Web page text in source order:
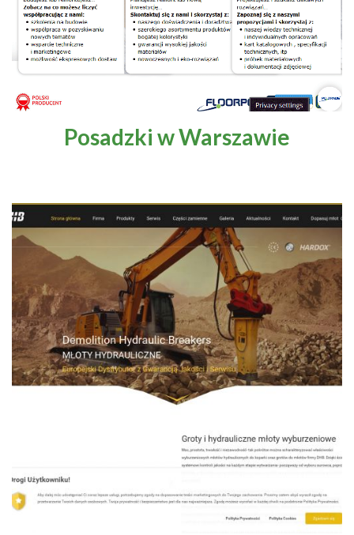
Kultura i sztuka
Motoryzacja
Rozrywka
Sport i turystyka
Technika
Zdrowie i uroda
Marketing
Posadzki w Warszawie